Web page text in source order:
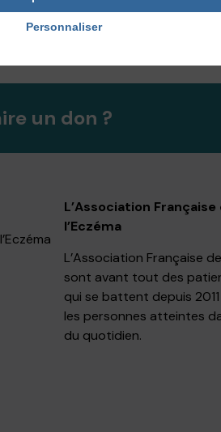
un don ?
L’Association Française
l’Eczéma
L’Association Française
sont avant tout des
qui se battent depuis
les personnes atteintes
du quotidien.
Personnaliser